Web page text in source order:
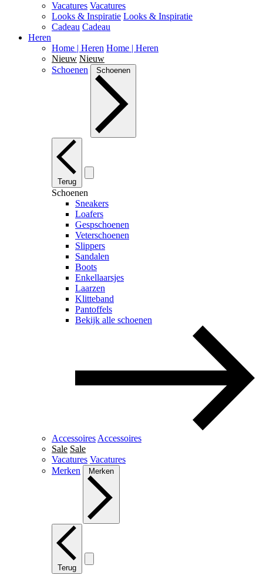
Vacatures Vacatures
Looks & Inspiratie Looks & Inspiratie
Cadeau Cadeau
Heren
Home | Heren Home | Heren
Nieuw Nieuw
Schoenen
Schoenen
Terug
Schoenen
Sneakers
Loafers
Gespschoenen
Veterschoenen
Slippers
Sandalen
Boots
Enkellaarsjes
Laarzen
Klitteband
Pantoffels
Bekijk alle schoenen
Accessoires Accessoires
Sale Sale
Vacatures Vacatures
Merken
Merken
Terug